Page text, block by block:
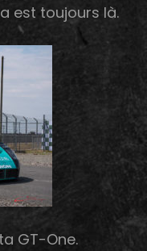
est toujours là.
GT-One.